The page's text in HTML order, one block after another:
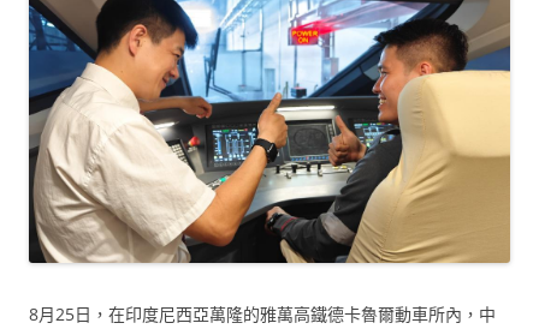
8月25日，在印度尼西亞萬隆的雅萬高鐵德卡魯爾動車所內，中